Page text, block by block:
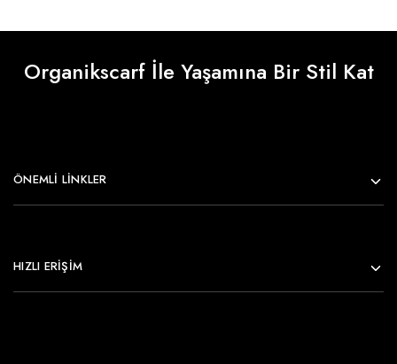
Organikscarf İle Yaşamına Bir Stil Kat
ÖNEMLI LINKLER
HIZLI ERİŞİM